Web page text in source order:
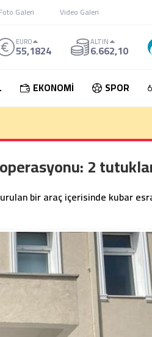
Foto Galeri Video Galeri
EURO
55,1824 ALTIN
6.662,10
EKONOMİ SPOR
2
bir araç içerisinde kubar